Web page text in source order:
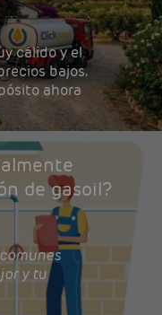
cálido y el
bajos.
ahora
de gasoil?
y tu